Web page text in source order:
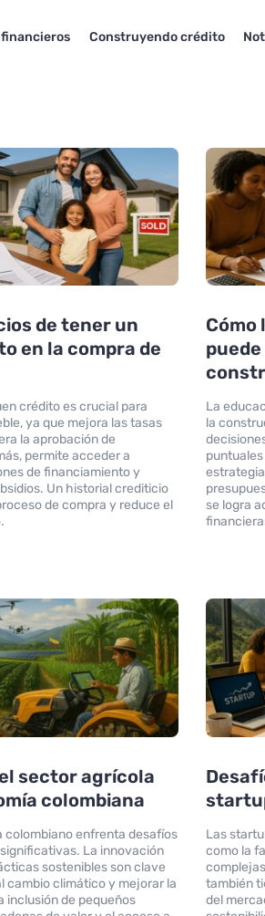
Construyendo crédito
de tener un
en la compra de
crédito es crucial para
ya que mejora las tasas
la aprobación de
permite acceder a
de financiamiento y
Un historial crediticio
de compra y reduce el
Cómo
La
la
se logra
sector agrícola
colombiana
colombiano enfrenta desafíos
La innovación
sostenibles son clave
cambio climático y mejorar la
inclusión de pequeños
Las
como la
también
del